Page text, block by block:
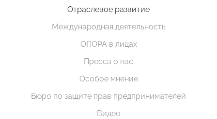
Отраслевое развитие
Международная деятельность
ОПОРА в лицах
Пресса о нас
Особое мнение
Бюро по защите прав предпринимателей
Видео